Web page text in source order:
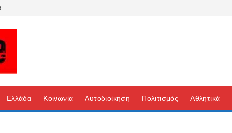
Ελλάδα Κοινωνία Αυτοδιοίκηση Πολιτισμός Αθλητικά